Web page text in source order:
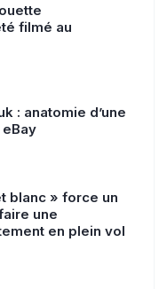
filmé au
: anatomie d’une
blanc » force un
une
en plein vol